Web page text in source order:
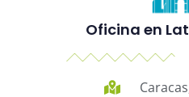
Oficina en